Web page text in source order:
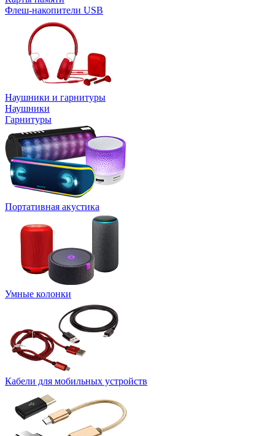
Флеш-накопители USB
Наушники и гарнитуры
Наушники
Гарнитуры
Портативная акустика
Умные колонки
Кабели для мобильных устройств